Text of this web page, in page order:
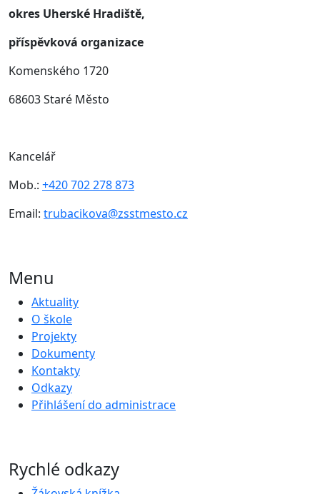
okres Uherské Hradiště,
příspěvková organizace
Komenského 1720
68603 Staré Město
Kancelář
Mob.: +420 702 278 873
Email: trubacikova@zsstmesto.cz
Menu
Aktuality
O škole
Projekty
Dokumenty
Kontakty
Odkazy
Přihlášení do administrace
Rychlé odkazy